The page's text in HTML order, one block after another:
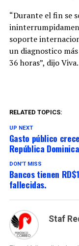
“Durante el fin se
soporte
un diagnostico
36 horas”, dijo Viva.
RELATED TOPICS:
UP NEXT
Gasto público
República
DON'T MISS
Bancos tienen
fallecidas.
Staf